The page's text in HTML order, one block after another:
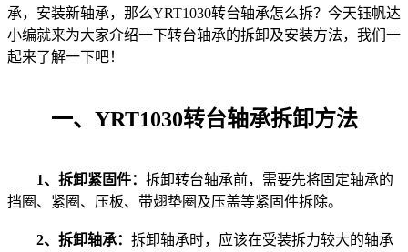
承，安装新轴承，那么YRT1030转台轴承怎么拆？今天钰帆达
小编就来为大家介绍一下转台轴承的拆卸及安装方法，我们一
起来了解一下吧！
一、YRT1030转台轴承拆卸方法
1、拆卸紧固件： 拆卸转台轴承前，需要先将固定轴承的
挡圈、紧圈、压板、带翅垫圈及压盖等紧固件拆除。
2、拆卸轴承： 拆卸轴承时，应该在受装拆力较大的轴承